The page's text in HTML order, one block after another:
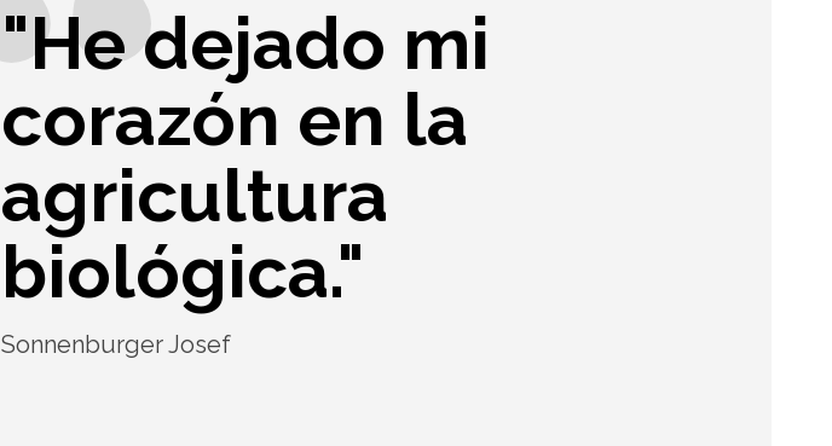
"He dejado mi
corazón en la
agricultura
biológica."
Sonnenburger Josef